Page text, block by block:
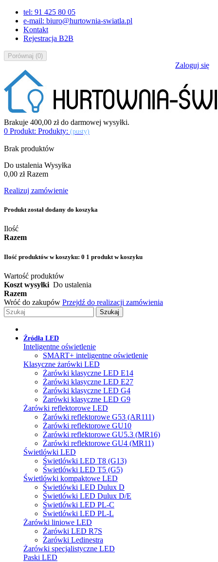
tel: 91 425 80 05
e-mail: biuro@hurtownia-swiatla.pl
Kontakt
Rejestracja B2B
Porównaj (0)
Zaloguj się
Brakuje 400,00 złdo darmowej wysyłki.
0 Produkt: Produkty: (pusty)
Brak produktów
Do ustalenia Wysyłka
0,00 zł Razem
Realizuj zamówienie
Produkt został dodany do koszyka
Ilość
Razem
Ilość produktów w koszyku: 0 1 produkt w koszyku
Wartość produktów
Koszt wysyłki Do ustalenia
Razem
Wróć do zakupów Przejdź do realizacji zamówienia
Szukaj
Źródła LED
Inteligentne oświetlenie
SMART+ inteligentne oświetlenie
Klasyczne żarówki LED
Żarówki klasyczne LED E14
Żarówki klasyczne LED E27
Żarówki klasyczne LED G4
Żarówki klasyczne LED G9
Żarówki reflektorowe LED
Żarówki reflektorowe G53 (AR111)
Żarówki reflektorowe GU10
Żarówki reflektorowe GU5.3 (MR16)
Żarówki reflektorowe GU4 (MR11)
Świetlówki LED
Świetlówki LED T8 (G13)
Świetlówki LED T5 (G5)
Świetlówki kompaktowe LED
Świetlówki LED Dulux D
Świetlówki LED Dulux D/E
Świetlówki LED PL-C
Świetlówki LED PL-L
Żarówki liniowe LED
Żarówki LED R7S
Żarówki Ledinestra
Żarówki specjalistyczne LED
Paski LED